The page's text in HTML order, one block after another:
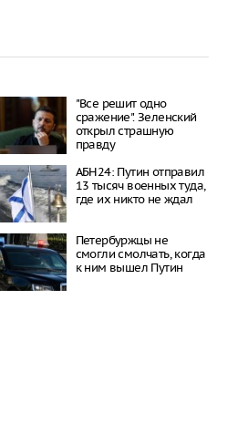
"Все решит одно
сражение". Зеленский
открыл страшную
правду
АБН24: Путин отправил
13 тысяч военных туда,
где их никто не ждал
Петербуржцы не
смогли смолчать, когда
к ним вышел Путин